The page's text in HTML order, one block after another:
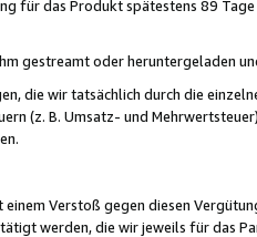
für das Produkt spätestens 89 Tage
gestreamt oder heruntergeladen
die wir tatsächlich durch die
(z. B. Umsatz- und
Verstoß gegen diesen
werden, die wir jeweils für das